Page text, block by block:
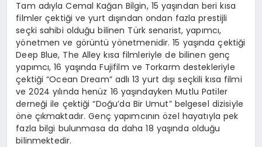
Tam adıyla Cemal Kağan Bilgin, 15 yaşından beri kısa
filmler çektiği ve yurt dışından ondan fazla prestijli
seçki sahibi olduğu bilinen Türk senarist, yapımcı,
yönetmen ve görüntü yönetmenidir. 15 yaşında çektiği
Deep Blue, The Alley kısa filmleriyle de bilinen genç
yapımcı, 16 yaşındaFujifilm ve Torkarm destekleriyle
çektiği “Ocean Dream” adlı 13 yurt dışıseçkili kısa filmi
ve 2024 yılında henüz 16 yaşındayken Mutlu Patiler
derneği ile çektiği “Doğu’da Bir Umut” belgesel dizisiyle
öne çıkmaktadır. Genç yapımcının özel hayatıyla pek
fazla bilgi bulunmasa da daha 18 yaşında olduğu
bilinmektedir.